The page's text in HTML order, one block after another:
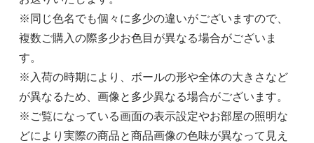
※同じ色名でも個々に多少の違いがございますので、
複数ご購入の際多少お色目が異なる場合がございま
す。
※入荷の時期により、ボールの形や全体の大きさなど
が異なるため、画像と多少異なる場合がございます。
※ご覧になっている画面の表示設定やお部屋の照明な
どにより実際の商品と商品画像の色味が異なって見え